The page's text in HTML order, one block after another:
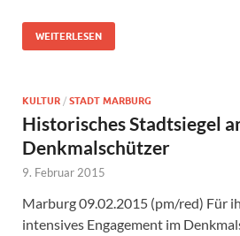
WEITERLESEN
KULTUR / STADT MARBURG
Historisches Stadtsiegel
Denkmalschützer
9. Februar 2015
Marburg 09.02.2015 (pm/red) Für
intensives Engagement im